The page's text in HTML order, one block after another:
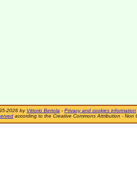
2026 by Vittorio Bertola - Privacy and cookies information
according to the Creative Commons Attribution - Non